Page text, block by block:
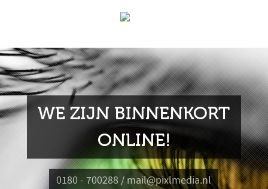
WE ZIJN BINNENKORT
ONLINE!
0180 - 700288 / mail@pixlmedia.nl